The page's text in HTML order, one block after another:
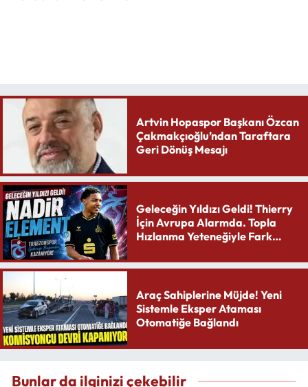
Artvin Hopaspor Başkanı Özcan
Çakmakçıoğlu’ndan Taraftara
Geri Dönüş Mesajı
Geleceğin Yıldızı Geldi! Thierry
İçin Avrupa Alarmda. Topla
Hızlanma Yeteneğiyle Fark
Araç Sahiplerine Müjde! Yeni
Sistemle Eksper Ataması
Otomatiğe Bağlandı
Bunlar da ilginizi çekebilir